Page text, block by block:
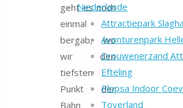
Niederlande
Attractiepark
Avonturenpark
Drouwenerzand
Efteling
Plopsa Indoor
Toverland
geht es noch
einmal
bergab, wo
wir den
tiefsten
Punkt der
Bahn